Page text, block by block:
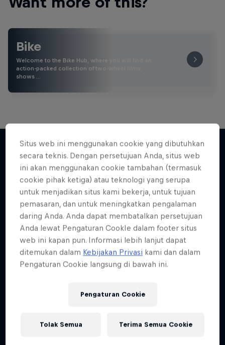
Bike
Welcome to the Bike Hub, where you will find an
action-packed collection of two-wheel films,
shows …
Lebih banyak seperti ini
Situs web ini menggunakan cookie yang dibutuhkan
secara teknis. Dengan persetujuan Anda, situs web
ini akan menggunakan cookie tambahan (termasuk
cookie pihak ketiga) atau teknologi yang serupa
untuk menjadikan situs kami bekerja, untuk tujuan
pemasaran, dan untuk meningkatkan pengalaman
daring Anda. Anda dapat membatalkan persetujuan
Anda lewat Pengaturan CookIe dalam footer situs
web ini kapan pun. Informasi lebih lanjut dapat
ditemukan dalam Kebijakan Privasi kami dan dalam
Pengaturan Cookie langsung di bawah ini.
Pengaturan Cookie
Tolak Semua Terima Semua Cookie